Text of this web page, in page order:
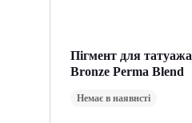
Пігмент для татуажа
Bronze Perma Blend
Немає в наявнсті